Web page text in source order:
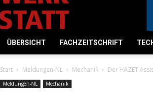
ÜBERSICHT FACHZEITSCHRIFT
Start Meldungen-NL Mechanik Der HAZET
Meldungen-NL Mechanik